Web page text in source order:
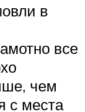
в
все
чем
с места